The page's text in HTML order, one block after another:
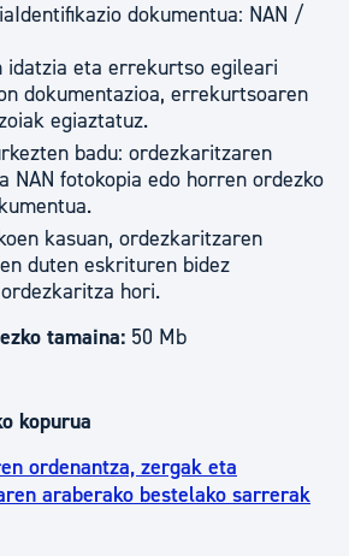
dokumentua: NAN /
idatzia eta errekurtso egileari
dokumentazioa, errekurtsoaren
egiaztatuz.
badu: ordezkaritzaren
NAN fotokopia edo horren ordezko
kasuan, ordezkaritzaren
duten eskrituren bidez
hori.
tamaina: 50 Mb
kopurua
ordenantza, zergak eta
araberako bestelako sarrerak